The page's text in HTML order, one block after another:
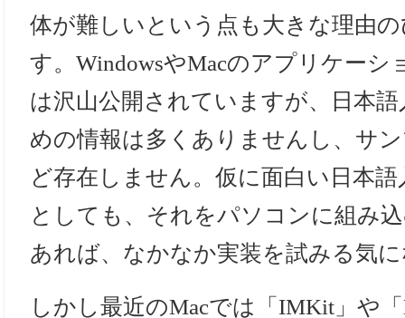
体が難しいという点も大きな理由
す。WindowsやMacのアプリケーシ
は沢山公開されていますが、日本
めの情報は多くありませんし、サ
ど存在しません。仮に面白い日本
としても、それをパソコンに組み
あれば、なかなか実装を試みる気
しかし最近のMacでは「IMKit」や